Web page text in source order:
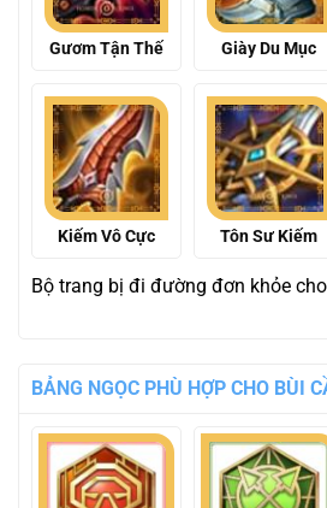
Gươm Tận Thế Giày Du Mục
Kiếm Vô Cực Tôn Sư Kiếm
Bộ trang bị đi đường đơn khỏe
BẢNG NGỌC PHÙ HỢP CHO BÙI